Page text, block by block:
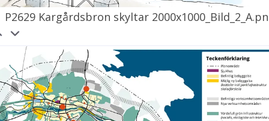
P2629 Kargårdsbron skyltar